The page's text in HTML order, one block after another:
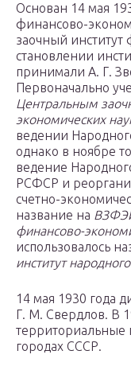
Основан 14 мая
финансово-
заочный
становлении
принимали А. Г.
Первоначально
Центральным
экономических
ведении
однако в ноябре
ведение
РСФСР и
счетно-
название на
финансово-
использовалось
институт
14 мая 1930 года
Г. М. Свердлов. В
территориальные
городах СССР.